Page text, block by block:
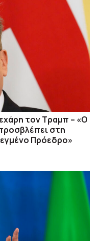
τον Τραμπ – «Ο
στη
Πρόεδρο»